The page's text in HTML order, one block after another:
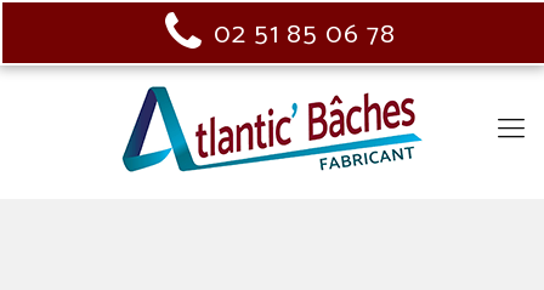
02 51 85 06 78